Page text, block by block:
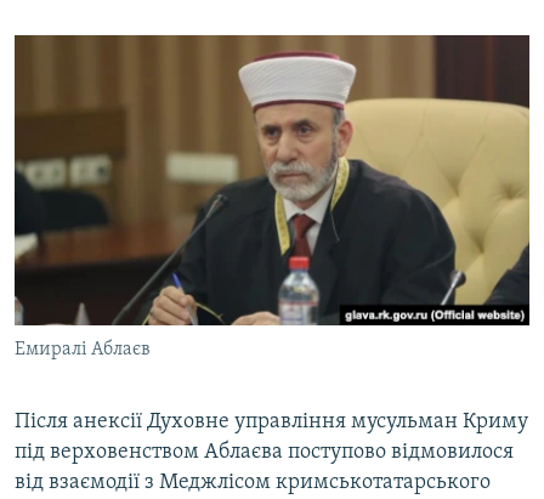
Емиралі Аблаєв
Після анексії Духовне управління мусульман Криму
під верховенством Аблаєва поступово відмовилося
від взаємодії з Меджлісом кримськотатарського